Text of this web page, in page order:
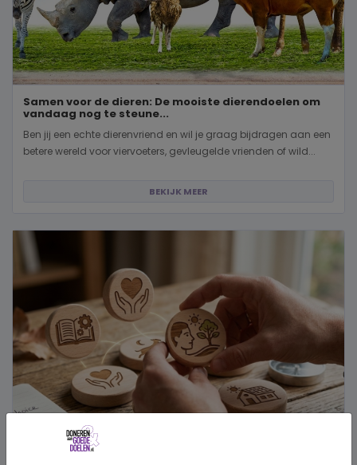
Samen voor de dieren: De mooiste dierendoelen om
vandaag nog te steune...
Ben jij een echte dierenvriend en wil je graag bijdragen aan een
betere wereld voor viervoeters, gevleugelde vrienden of wild...
BEKIJK MEER